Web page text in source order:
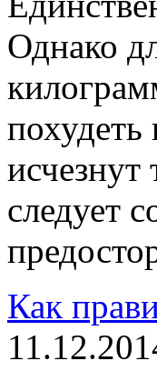
Однако
следует
Как